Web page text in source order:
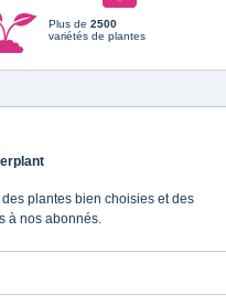
Plus de 2500
variétés de plantes
plantes bien choisies et des
à nos abonnés.